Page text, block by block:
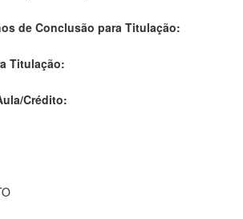
de Conclusão para Titulação:
Titulação:
Crédito: